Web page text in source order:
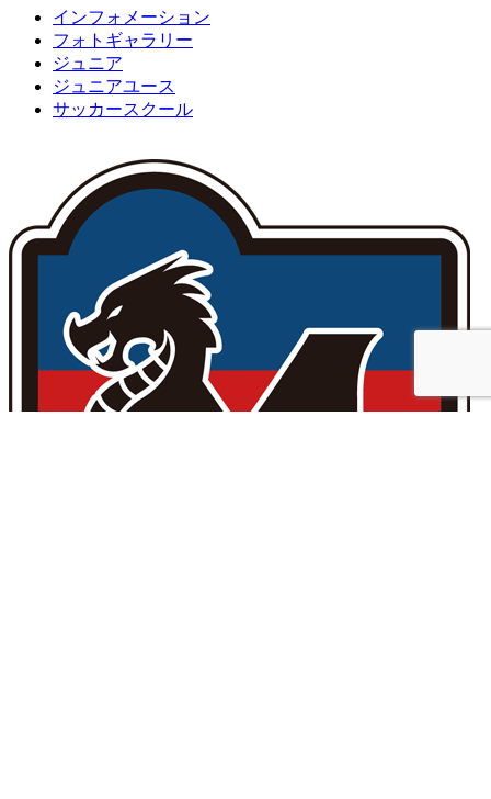
インフォメーション
フォトギャラリー
ジュニア
ジュニアユース
サッカースクール